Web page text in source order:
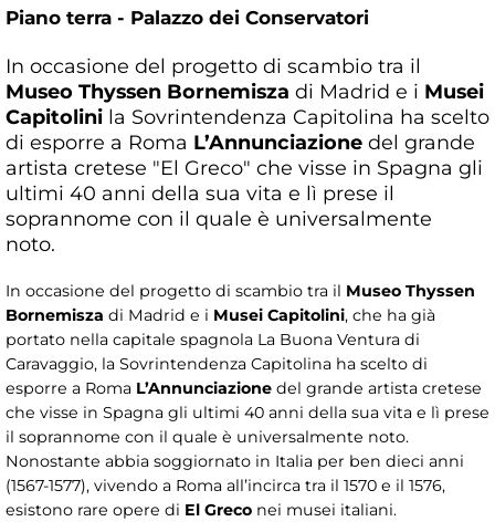
Piano terra - Palazzo dei Conservatori
In occasione del progetto di scambio tra il
Museo Thyssen Bornemisza di Madrid e i Musei
Capitolini la Sovrintendenza Capitolina ha scelto
di esporre a Roma L’Annunciazione del grande
artista cretese "El Greco" che visse in Spagna gli
ultimi 40 anni della sua vita e lì prese il
soprannome con il quale è universalmente
noto.
In occasione del progetto di scambio tra il Museo Thyssen
Bornemisza di Madrid e i Musei Capitolini, che ha già
portato nella capitale spagnola La Buona Ventura di
Caravaggio, la Sovrintendenza Capitolina ha scelto di
esporre a Roma L’Annunciazione del grande artista cretese
che visse in Spagna gli ultimi 40 anni della sua vita e lì prese
il soprannome con il quale è universalmente noto.
Nonostante abbia soggiornato in Italia per ben dieci anni
(1567-1577), vivendo a Roma all’incirca tra il 1570 e il 1576,
esistono rare opere di El Greco nei musei italiani.